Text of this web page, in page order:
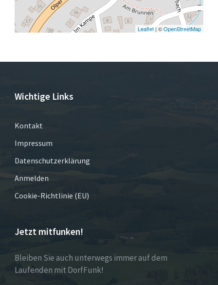
Leaflet | ©OpenStreetMap
Wichtige Links
Kontakt
Impressum
Datenschutzerklärung
Anmelden
Cookie-Richtlinie (EU)
Jetzt mitfunken!
Bleiben Sie auch unterwegs immer auf dem
Laufenden mit DorfFunk!